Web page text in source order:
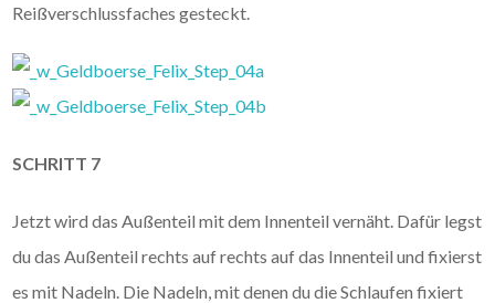
Reißverschlussfaches gesteckt.
SCHRITT 7
Jetzt wird das Außenteil mit dem Innenteil vernäht. Dafür legst
du das Außenteil rechts auf rechts auf das Innenteil und fixierst
es mit Nadeln. Die Nadeln, mit denen du die Schlaufen fixiert